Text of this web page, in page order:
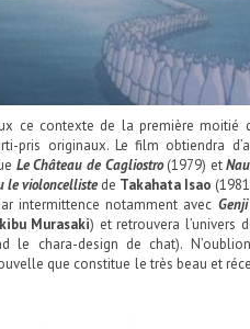
ce contexte de la première moitié
pris originaux. Le film obtiendra
Le Château de Cagliostro(1979) et
le violoncellistede Takahata Isao
intermittence notamment avec
Murasaki) et retrouvera l’univers
le chara-design de chat).
que constitue le très beau et